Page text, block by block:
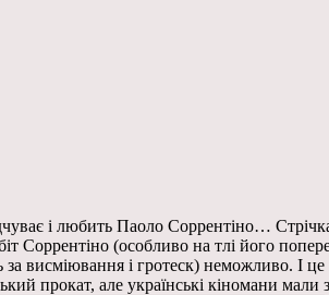
і любить Паоло Соррентіно…
Соррентіно (особливо на тлі його
висміювання і гротеск) неможливо. І
прокат, але українські кіномани мали